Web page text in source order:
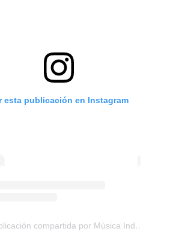
esta publicación en Instagram
Una publicación compartida por Música Independiente Perú 🇵🇪 (@musica.independiente.peru)